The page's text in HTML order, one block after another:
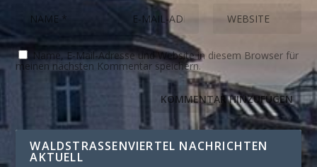
Name, E-Mail-Adresse und Website in diesem Browser für
meinen nächsten Kommentar speichern.
WALDSTRASSENVIERTEL NACHRICHTEN A
KTUELL